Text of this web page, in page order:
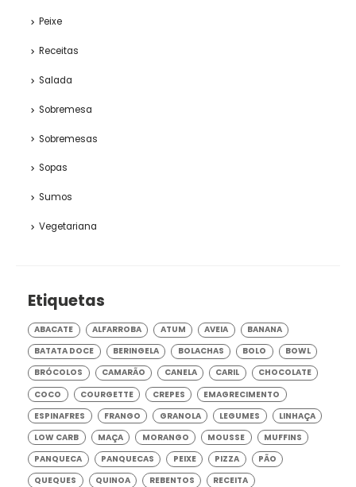
Peixe
Receitas
Salada
Sobremesa
Sobremesas
Sopas
Sumos
Vegetariana
Etiquetas
ABACATE ALFARROBA ATUM AVEIA
BANANA
BATATA DOCE
BERINGELA BOLACHAS BOLO
BOWL
BRÓCOLOS
CAMARÃO CANELA CARIL
CHOCOLATE
COCO
COURGETTE CREPES
EMAGRECIMENTO
ESPINAFRES
FRANGO GRANOLA LEGUMES
LINHAÇA
LOW CARB
MAÇA MORANGO MOUSSE
MUFFINS
PANQUECA
PANQUECAS PEIXE PIZZA
PÃO
QUEQUES
QUINOA REBENTOS
RECEITA